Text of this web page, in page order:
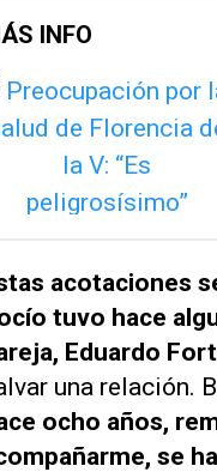
INFO
acotaciones
tuvo hace
Eduardo Fort
una relación.
ocho años,
se